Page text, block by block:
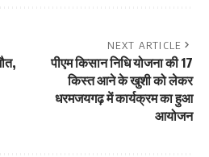
NEXT ARTICLE
पीएम किसान निधि योजना की 17
किस्त आने के खुशी को लेकर
धरमजयगढ़ में कार्यक्रम का हुआ
आयोजन